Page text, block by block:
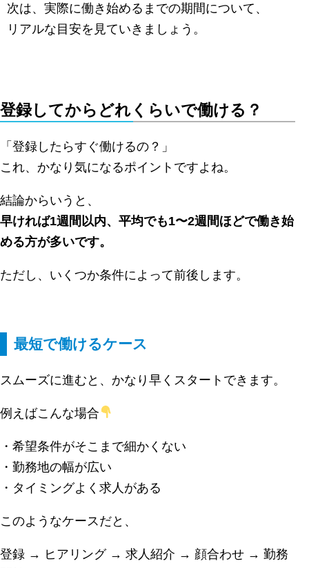
次は、実際に働き始めるまでの期間について、
リアルな目安を見ていきましょう。
登録してからどれくらいで働ける？
「登録したらすぐ働けるの？」
これ、かなり気になるポイントですよね。
結論からいうと、
早ければ1週間以内、平均でも1〜2週間ほどで働き始
める方が多いです。
ただし、いくつか条件によって前後します。
最短で働けるケース
スムーズに進むと、かなり早くスタートできます。
例えばこんな場合
・希望条件がそこまで細かくない
・勤務地の幅が広い
・タイミングよく求人がある
このようなケースだと、
登録 → ヒアリング → 求人紹介 → 顔合わせ → 勤務